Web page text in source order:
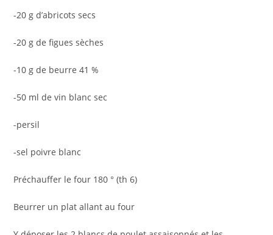
-20 g d’abricots secs
-20 g de figues sèches
-10 g de beurre 41 %
-50 ml de vin blanc sec
-persil
-sel poivre blanc
Préchauffer le four 180 ° (th 6)
Beurrer un plat allant au four